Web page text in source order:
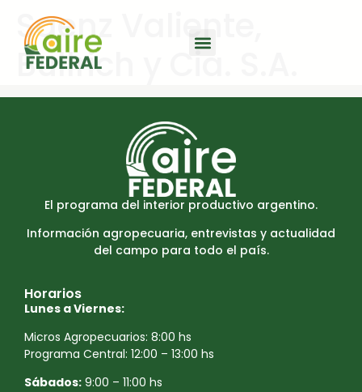
Saenz Valiente,
Bullrich y Cia. S.A.
El programa del interior productivo argentino.
Información agropecuaria, entrevistas y actualidad
del campo para todo el país.
Horarios
Lunes a Viernes:
Micros Agropecuarios: 8:00 hs
Programa Central: 12:00 – 13:00 hs
Sábados: 9:00 – 11:00 hs